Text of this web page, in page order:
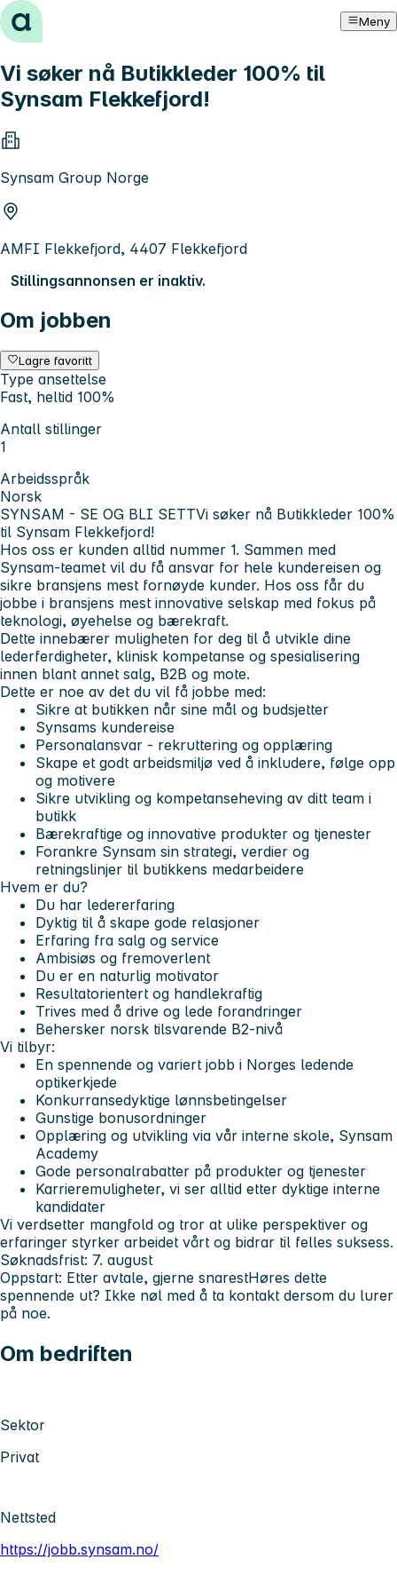
Hopp til innhold Meny
Vi søker nå Butikkleder 100% til
Synsam Flekkefjord!
Synsam Group Norge
AMFI Flekkefjord, 4407 Flekkefjord
Stillingsannonsen er inaktiv.
Om jobben
Lagre favoritt
Type ansettelse
Fast, heltid 100%
Antall stillinger
1
Arbeidsspråk
Norsk
SYNSAM - SE OG BLI SETTVi søker nå Butikkleder 100%
til Synsam Flekkefjord!
Hos oss er kunden alltid nummer 1. Sammen med
Synsam-teamet vil du få ansvar for hele kundereisen og
sikre bransjens mest fornøyde kunder. Hos oss får du
jobbe i bransjens mest innovative selskap med fokus på
teknologi, øyehelse og bærekraft.
Dette innebærer muligheten for deg til å utvikle dine
lederferdigheter, klinisk kompetanse og spesialisering
innen blant annet salg, B2B og mote.
Dette er noe av det du vil få jobbe med:
Sikre at butikken når sine mål og budsjetter
Synsams kundereise
Personalansvar - rekruttering og opplæring
Skape et godt arbeidsmiljø ved å inkludere, følge opp
og motivere
Sikre utvikling og kompetanseheving av ditt team i
butikk
Bærekraftige og innovative produkter og tjenester
Forankre Synsam sin strategi, verdier og
retningslinjer til butikkens medarbeidere
Hvem er du?
Du har ledererfaring
Dyktig til å skape gode relasjoner
Erfaring fra salg og service
Ambisiøs og fremoverlent
Du er en naturlig motivator
Resultatorientert og handlekraftig
Trives med å drive og lede forandringer
Behersker norsk tilsvarende B2-nivå
Vi tilbyr:
En spennende og variert jobb i Norges ledende
optikerkjede
Konkurransedyktige lønnsbetingelser
Gunstige bonusordninger
Opplæring og utvikling via vår interne skole, Synsam
Academy
Gode personalrabatter på produkter og tjenester
Karrieremuligheter, vi ser alltid etter dyktige interne
kandidater
Vi verdsetter mangfold og tror at ulike perspektiver og
erfaringer styrker arbeidet vårt og bidrar til felles suksess.
Søknadsfrist: 7. august
Oppstart: Etter avtale, gjerne snarestHøres dette
spennende ut? Ikke nøl med å ta kontakt dersom du lurer
på noe.
Om bedriften
Sektor
Privat
Nettsted
https://jobb.synsam.no/